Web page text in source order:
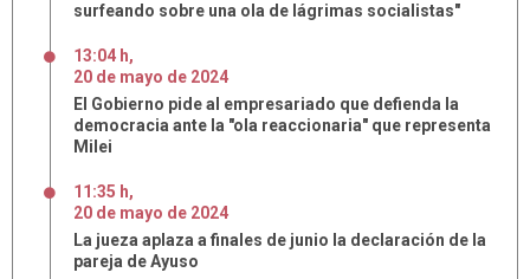
surfeando sobre una ola de lágrimas socialistas"
13:04 h,
20 de mayo de 2024
El Gobierno pide al empresariado que defienda la
democracia ante la "ola reaccionaria" que representa
Milei
11:35 h,
20 de mayo de 2024
La jueza aplaza a finales de junio la declaración de la
pareja de Ayuso